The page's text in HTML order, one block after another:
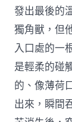
發出最後的
獨角獸，但
入口處的一
是輕柔的碰
的、像薄荷
出來，瞬間